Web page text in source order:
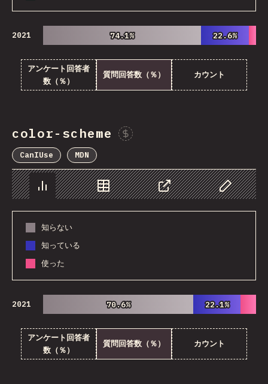
2021 74.1%
74.1% 22.6%
22.6%
アンケート回答者
数（％）
質問回答数（％） カウント
color-scheme
CanIUse MDN
チャート データ シェア Customize
知らない
知っている
使った
2021 70.6%
70.6% 22.1%
22.1%
アンケート回答者
数（％）
質問回答数（％） カウント